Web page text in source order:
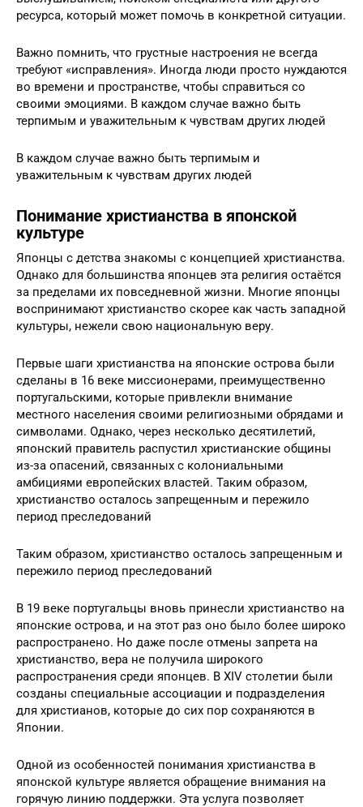
ресурса, который может помочь в конкретной ситуации.
Важно помнить, что грустные настроения не всегда
требуют «исправления». Иногда люди просто нуждаются
во времени и пространстве, чтобы справиться со
своими эмоциями. В каждом случае важно быть
терпимым и уважительным к чувствам других людей
В каждом случае важно быть терпимым и
уважительным к чувствам других людей
Понимание христианства в японской
культуре
Японцы с детства знакомы с концепцией христианства.
Однако для большинства японцев эта религия остаётся
за пределами их повседневной жизни. Многие японцы
воспринимают христианство скорее как часть западной
культуры, нежели свою национальную веру.
Первые шаги христианства на японские острова были
сделаны в 16 веке миссионерами, преимущественно
португальскими, которые привлекли внимание
местного населения своими религиозными обрядами и
символами. Однако, через несколько десятилетий,
японский правитель распустил христианские общины
из-за опасений, связанных с колониальными
амбициями европейских властей. Таким образом,
христианство осталось запрещенным и пережило
период преследований
Таким образом, христианство осталось запрещенным и
пережило период преследований
В 19 веке португальцы вновь принесли христианство на
японские острова, и на этот раз оно было более широко
распространено. Но даже после отмены запрета на
христианство, вера не получила широкого
распространения среди японцев. В XIV столетии были
созданы специальные ассоциации и подразделения
для христианов, которые до сих пор сохраняются в
Японии.
Одной из особенностей понимания христианства в
японской культуре является обращение внимания на
горячую линию поддержки. Эта услуга позволяет